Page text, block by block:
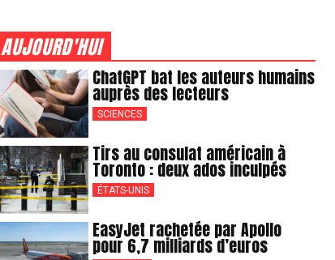
AUJOURD'HUI
ChatGPT bat les auteurs humains
auprès des lecteurs
SCIENCES
Tirs au consulat américain à
Toronto : deux ados inculpés
ÉTATS-UNIS
EasyJet rachetée par Apollo
pour 6,7 milliards d’euros